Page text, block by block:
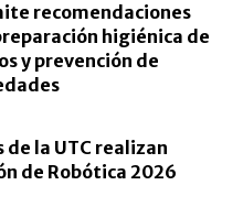
recomendaciones
higiénica de
y prevención de
de la UTC realizan
de Robótica 2026